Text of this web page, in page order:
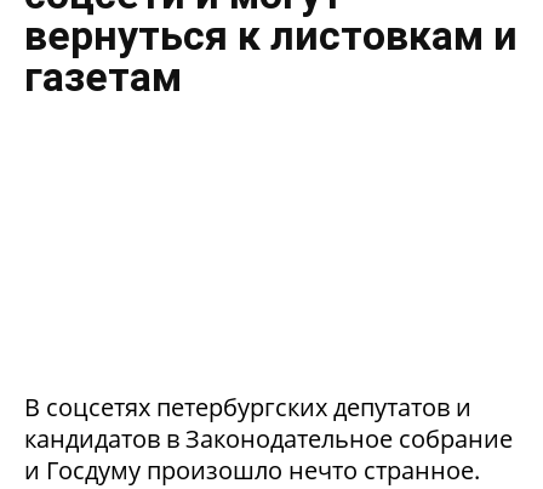
вернуться к листовкам и
газетам
В соцсетях петербургских депутатов и
кандидатов в Законодательное собрание
и Госдуму произошло нечто странное.